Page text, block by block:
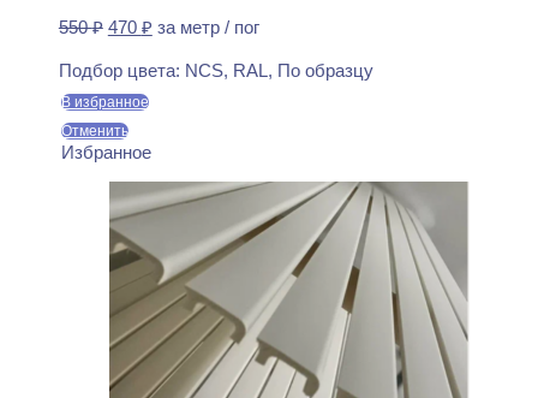
550₽ Первоначальная
составляла
550 ₽.
470 ₽Текущая
470 ₽.
за метр / пог
Подбор цвета: NCS, RAL, По образцу
В избранное
Отменить
Избранное